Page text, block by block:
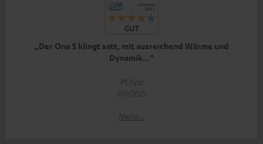
„Der One S klingt satt, mit ausreichend Wärme und
Dynamik…“
PCtipp
09/2021
Mehr...